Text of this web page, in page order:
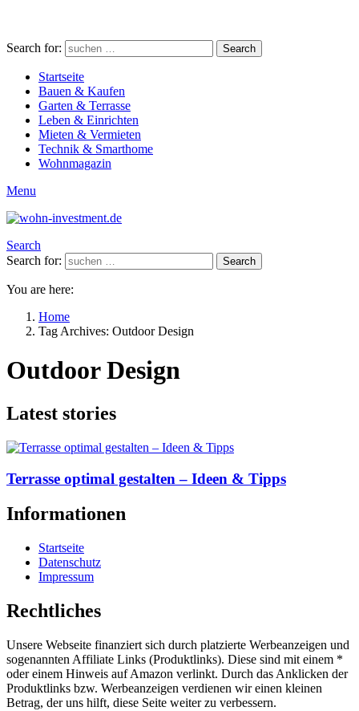
Search for: Search
Startseite
Bauen & Kaufen
Garten & Terrasse
Leben & Einrichten
Mieten & Vermieten
Technik & Smarthome
Wohnmagazin
Menu
Search
Search for:
Search
You are here:
Home
Tag Archives: Outdoor Design
Outdoor Design
Latest stories
Terrasse optimal gestalten – Ideen & Tipps
Informationen
Startseite
Datenschutz
Impressum
Rechtliches
Unsere Webseite finanziert sich durch platzierte Werbeanzeigen und
sogenannten Affiliate Links (Produktlinks). Diese sind mit einem *
oder einem Hinweis auf Amazon verlinkt. Durch das Anklicken der
Produktlinks bzw. Werbeanzeigen verdienen wir einen kleinen
Betrag, der uns hilft, diese Seite weiter zu verbessern.